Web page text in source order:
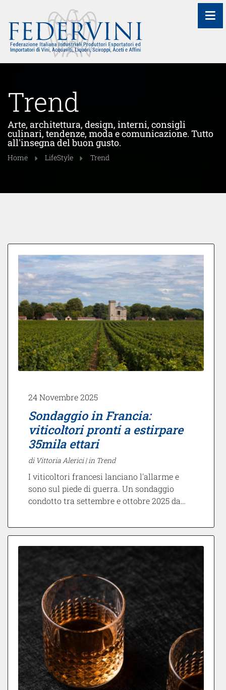
Trend
Arte, architettura, design, interni, consigli
culinari, tendenze, moda e comunicazione. Tutto
all'insegna del buon gusto.
Home LifeStyle Trend
24 Novembre 2025
Sondaggio in Francia:
viticoltori pronti a estirpare
35mila ettari
di Vittoria Alerici |in Trend
I viticoltori francesi lanciano l'allarme e
sono sul piede di guerra. Un sondaggio
condotto tra settembre e ottobre 2025 da…
≡